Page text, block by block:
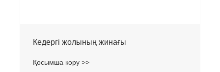
Кедергі жолының жинағы
Қосымша көру >>